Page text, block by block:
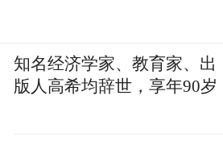
知名经济学家、教育家、出
版人高希均辞世，享年90岁